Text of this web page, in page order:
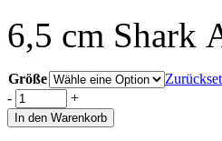
6,5 cm Shark
Größe
-
+
In den Warenkorb